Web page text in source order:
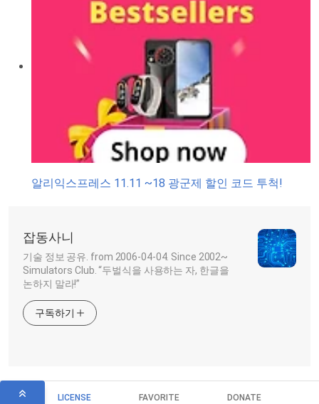
알리익스프레스 11.11 ~18 광군제 할인 코드 투척!
잡동사니
기술 정보 공유. from 2006-04-04. Since 2002~
Simulators Club. “두벌식을 사용하는 자, 한글을
논하지 말라!”
구독하기
LICENSE FAVORITE DONATE